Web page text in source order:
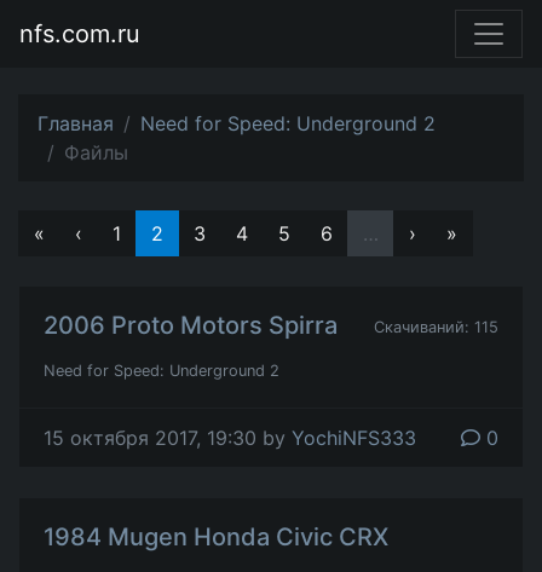
nfs.com.ru
Главная
Need for Speed: Underground 2
Файлы
« ‹ 1 2 3 4 5 6 … › »
2006 Proto Motors Spirra
Need for Speed: Underground 2
Скачиваний: 115
15 октября 2017, 19:30 by YochiNFS333 0
1984 Mugen Honda Civic CRX